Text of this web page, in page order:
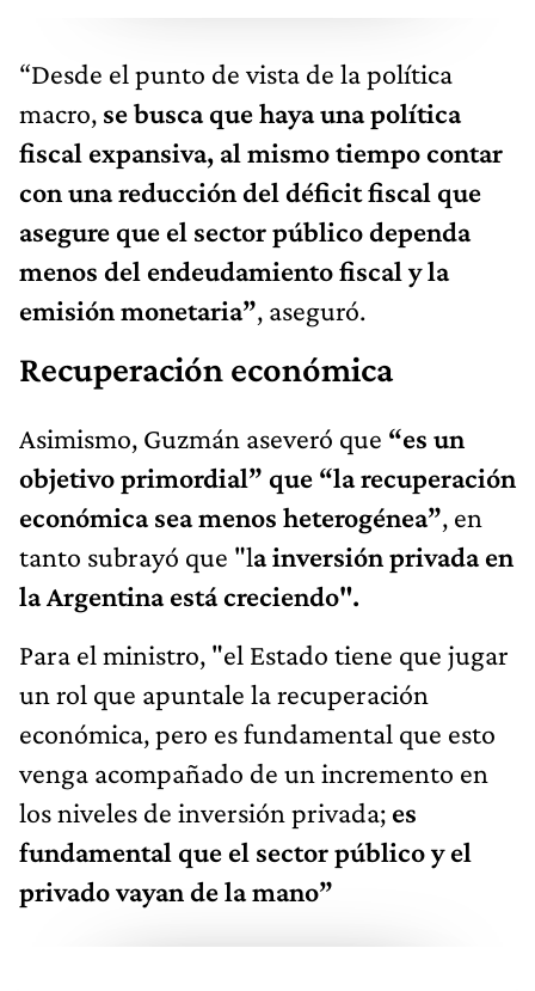
“Desde el punto de vista de la política
macro, se busca que haya una política
fiscal expansiva, al mismo tiempo contar
con una reducción del déficit fiscal que
asegure que el sector público dependa
menos del endeudamiento fiscal y la
emisión monetaria”, aseguró.
Recuperación económica
Asimismo, Guzmán aseveró que “es un
objetivo primordial” que “la recuperación
económica sea menos heterogénea”, en
tanto subrayó que "la inversión privada en
la Argentina está creciendo".
Para el ministro, "el Estado tiene que jugar
un rol que apuntale la recuperación
económica, pero es fundamental que esto
venga acompañado de un incremento en
los niveles de inversión privada; es
fundamental que el sector público y el
privado vayan de la mano”